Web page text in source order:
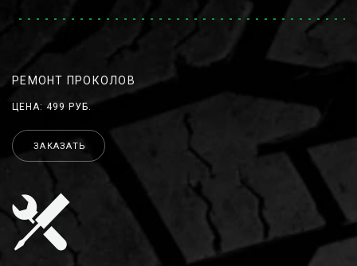
РЕМОНТ ПРОКОЛОВ
ЦЕНА: 499 РУБ.
ЗАКАЗАТЬ